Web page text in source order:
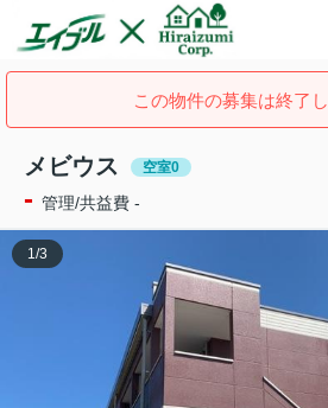
この物件の募集は終了し
メビウス 空室0
- 管理/共益費 -
1/3